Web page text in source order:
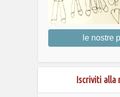
le nostre
Iscriviti alla